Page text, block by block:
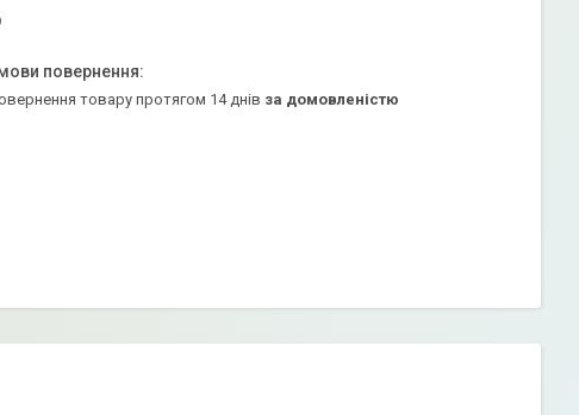
товару протягом 14 днів за домовленістю